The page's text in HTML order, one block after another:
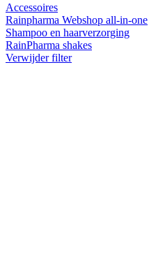
Accessoires
Rainpharma Webshop all-in-one
Shampoo en haarverzorging
RainPharma shakes
Verwijder filter